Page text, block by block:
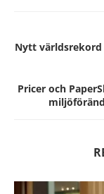
Nytt världsrekord
Pricer och